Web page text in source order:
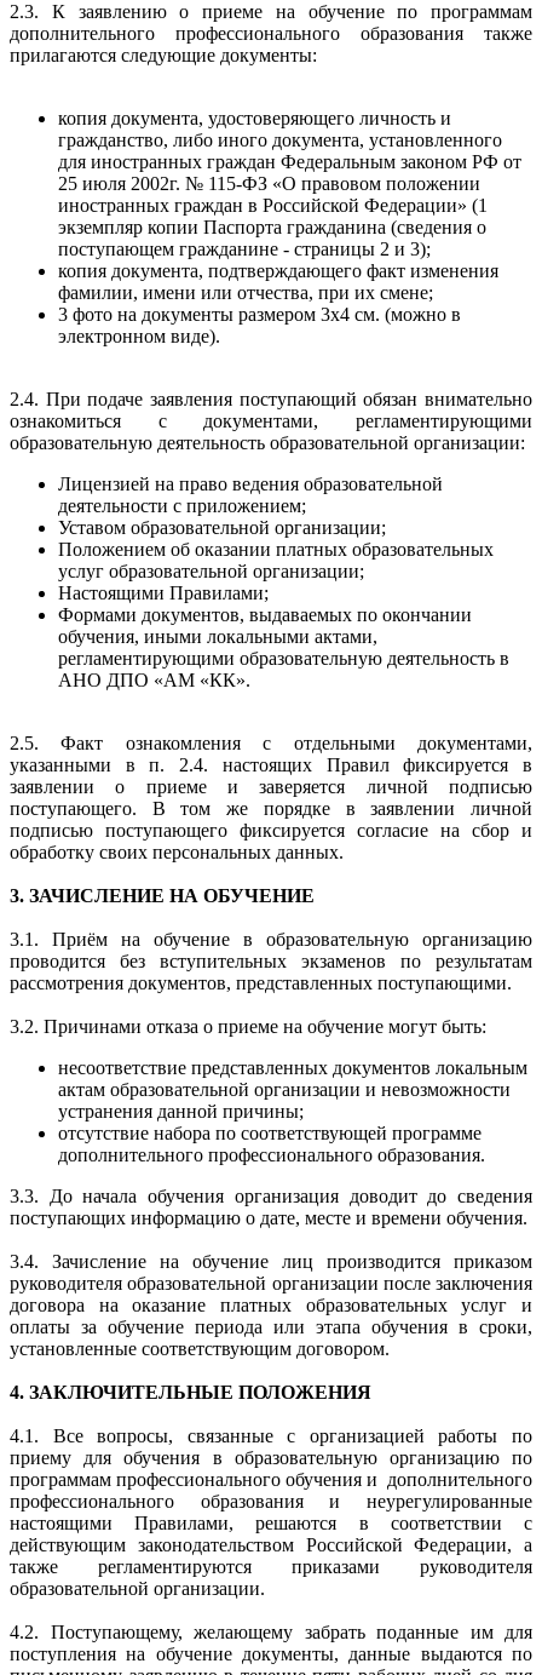
2.3. К заявлению о приеме на обучение по программам
дополнительного профессионального образования также
прилагаются следующие документы:
копия документа, удостоверяющего личность и
гражданство, либо иного документа, установленного
для иностранных граждан Федеральным законом РФ от
25 июля 2002г. № 115-ФЗ «О правовом положении
иностранных граждан в Российской Федерации» (1
экземпляр копии Паспорта гражданина (сведения о
поступающем гражданине - страницы 2 и 3);
копия документа, подтверждающего факт изменения
фамилии, имени или отчества, при их смене;
3 фото на документы размером 3x4 см. (можно в
электронном виде).
2.4. При подаче заявления поступающий обязан внимательно
ознакомиться с документами, регламентирующими
образовательную деятельность образовательной организации:
Лицензией на право ведения образовательной
деятельности с приложением;
Уставом образовательной организации;
Положением об оказании платных образовательных
услуг образовательной организации;
Настоящими Правилами;
Формами документов, выдаваемых по окончании
обучения, иными локальными актами,
регламентирующими образовательную деятельность в
АНО ДПО «АМ «КК».
2.5. Факт ознакомления с отдельными документами,
указанными в п. 2.4. настоящих Правил фиксируется в
заявлении о приеме и заверяется личной подписью
поступающего. В том же порядке в заявлении личной
подписью поступающего фиксируется согласие на сбор и
обработку своих персональных данных.
3. ЗАЧИСЛЕНИЕ НА ОБУЧЕНИЕ
3.1. Приём на обучение в образовательную организацию
проводится без вступительных экзаменов по результатам
рассмотрения документов, представленных поступающими.
3.2. Причинами отказа о приеме на обучение могут быть:
несоответствие представленных документов локальным
актам образовательной организации и невозможности
устранения данной причины;
отсутствие набора по соответствующей программе
дополнительного профессионального образования.
3.3. До начала обучения организация доводит до сведения
поступающих информацию о дате, месте и времени обучения.
3.4. Зачисление на обучение лиц производится приказом
руководителя образовательной организации после заключения
договора на оказание платных образовательных услуг и
оплаты за обучение периода или этапа обучения в сроки,
установленные соответствующим договором.
4. ЗАКЛЮЧИТЕЛЬНЫЕ ПОЛОЖЕНИЯ
4.1. Все вопросы, связанные с организацией работы по
приему для обучения в образовательную организацию по
программам профессионального обучения и дополнительного
профессионального образования и неурегулированные
настоящими Правилами, решаются в соответствии с
действующим законодательством Российской Федерации, а
также регламентируются приказами руководителя
образовательной организации.
4.2. Поступающему, желающему забрать поданные им для
поступления на обучение документы, данные выдаются по